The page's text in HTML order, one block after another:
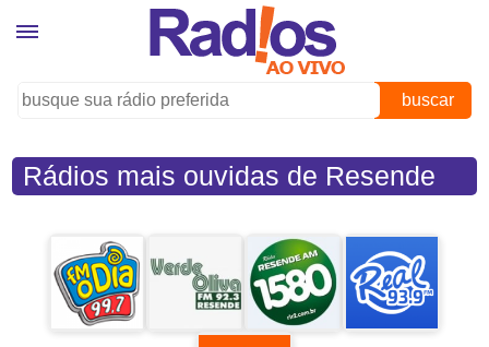
buscar
Rádios mais ouvidas de Resende